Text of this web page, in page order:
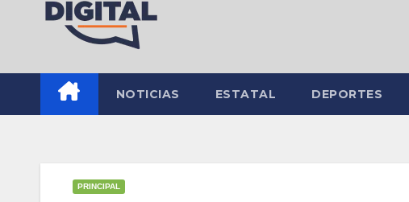
NOTICIAS ESTATAL DEPORTES
PRINCIPAL